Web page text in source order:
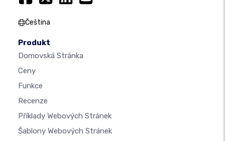
Čeština
Produkt
Domovská Stránka
Ceny
Funkce
Recenze
Příklady Webových Stránek
Šablony Webových Stránek